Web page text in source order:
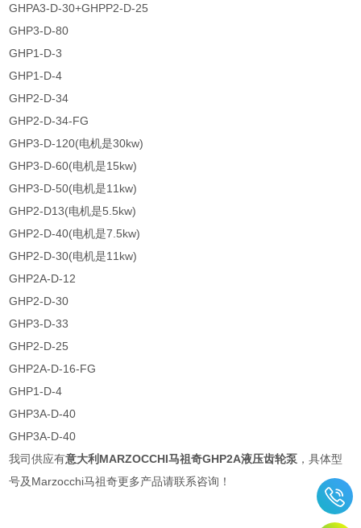
GHPA3-D-30+GHPP2-D-25
GHP3-D-80
GHP1-D-3
GHP1-D-4
GHP2-D-34
GHP2-D-34-FG
GHP3-D-120(电机是30kw)
GHP3-D-60(电机是15kw)
GHP3-D-50(电机是11kw)
GHP2-D13(电机是5.5kw)
GHP2-D-40(电机是7.5kw)
GHP2-D-30(电机是11kw)
GHP2A-D-12
GHP2-D-30
GHP3-D-33
GHP2-D-25
GHP2A-D-16-FG
GHP1-D-4
GHP3A-D-40
GHP3A-D-40
我司供应有意大利MARZOCCHI马祖奇GHP2A液压齿轮泵 ，具体型
号及Marzocchi马祖奇更多产品请联系咨询！